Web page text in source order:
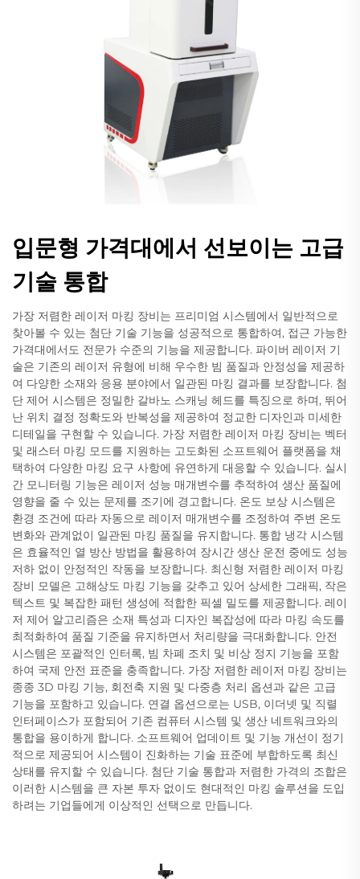
입문형 가격대에서 선보이는 고급
기술 통합
가장 저렴한 레이저 마킹 장비는 프리미엄 시스템에서 일반적으로
찾아볼 수 있는 첨단 기술 기능을 성공적으로 통합하여, 접근 가능한
가격대에서도 전문가 수준의 기능을 제공합니다. 파이버 레이저 기
술은 기존의 레이저 유형에 비해 우수한 빔 품질과 안정성을 제공하
여 다양한 소재와 응용 분야에서 일관된 마킹 결과를 보장합니다. 첨
단 제어 시스템은 정밀한 갈바노 스캐닝 헤드를 특징으로 하며, 뛰어
난 위치 결정 정확도와 반복성을 제공하여 정교한 디자인과 미세한
디테일을 구현할 수 있습니다. 가장 저렴한 레이저 마킹 장비는 벡터
및 래스터 마킹 모드를 지원하는 고도화된 소프트웨어 플랫폼을 채
택하여 다양한 마킹 요구 사항에 유연하게 대응할 수 있습니다. 실시
간 모니터링 기능은 레이저 성능 매개변수를 추적하여 생산 품질에
영향을 줄 수 있는 문제를 조기에 경고합니다. 온도 보상 시스템은
환경 조건에 따라 자동으로 레이저 매개변수를 조정하여 주변 온도
변화와 관계없이 일관된 마킹 품질을 유지합니다. 통합 냉각 시스템
은 효율적인 열 방산 방법을 활용하여 장시간 생산 운전 중에도 성능
저하 없이 안정적인 작동을 보장합니다. 최신형 저렴한 레이저 마킹
장비 모델은 고해상도 마킹 기능을 갖추고 있어 상세한 그래픽, 작은
텍스트 및 복잡한 패턴 생성에 적합한 픽셀 밀도를 제공합니다. 레이
저 제어 알고리즘은 소재 특성과 디자인 복잡성에 따라 마킹 속도를
최적화하여 품질 기준을 유지하면서 처리량을 극대화합니다. 안전
시스템은 포괄적인 인터록, 빔 차폐 조치 및 비상 정지 기능을 포함
하여 국제 안전 표준을 충족합니다. 가장 저렴한 레이저 마킹 장비는
종종 3D 마킹 기능, 회전축 지원 및 다중층 처리 옵션과 같은 고급
기능을 포함하고 있습니다. 연결 옵션으로는 USB, 이더넷 및 직렬
인터페이스가 포함되어 기존 컴퓨터 시스템 및 생산 네트워크와의
통합을 용이하게 합니다. 소프트웨어 업데이트 및 기능 개선이 정기
적으로 제공되어 시스템이 진화하는 기술 표준에 부합하도록 최신
상태를 유지할 수 있습니다. 첨단 기술 통합과 저렴한 가격의 조합은
이러한 시스템을 큰 자본 투자 없이도 현대적인 마킹 솔루션을 도입
하려는 기업들에게 이상적인 선택으로 만듭니다.